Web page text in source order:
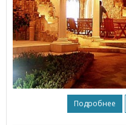
Подробнее